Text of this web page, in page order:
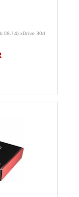
08.14) xDrive 30d